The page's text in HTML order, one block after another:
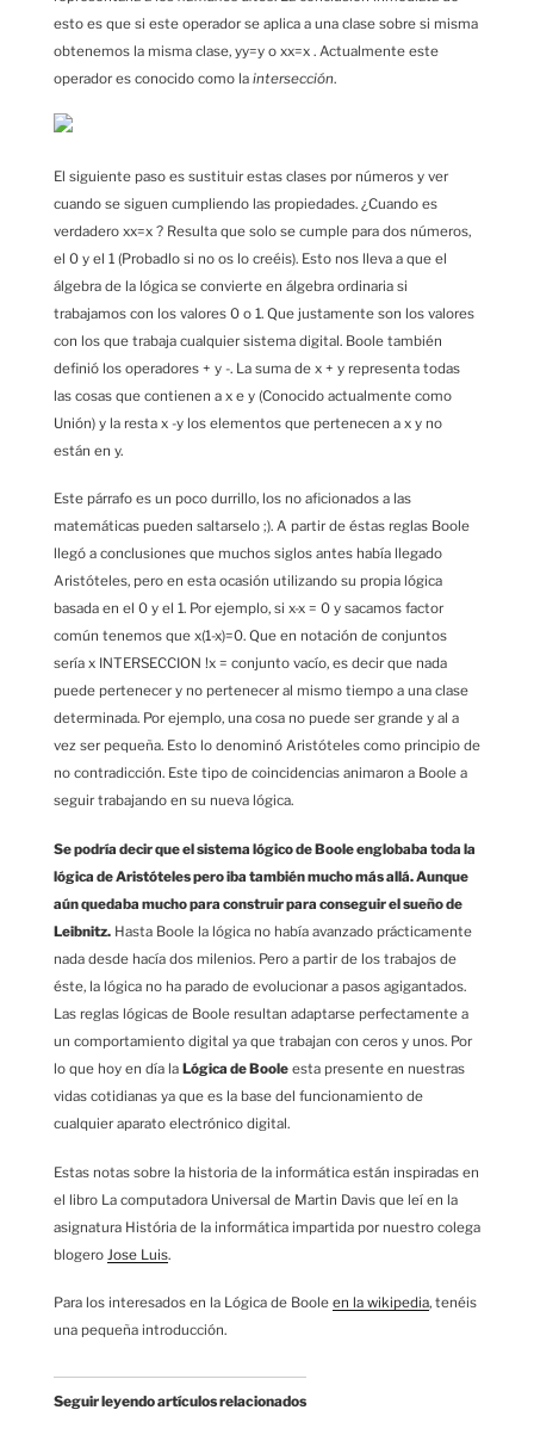
esto es que si este operador se aplica a una clase sobre si misma
obtenemos la misma clase, yy=y o xx=x . Actualmente este
operador es conocido como la intersección.
El siguiente paso es sustituir estas clases por números y ver
cuando se siguen cumpliendo las propiedades. ¿Cuando es
verdadero xx=x ? Resulta que solo se cumple para dos números,
el 0 y el 1 (Probadlo si no os lo creéis). Esto nos lleva a que el
álgebra de la lógica se convierte en álgebra ordinaria si
trabajamos con los valores 0 o 1. Que justamente son los valores
con los que trabaja cualquier sistema digital. Boole también
definió los operadores + y -. La suma de x + y representa todas
las cosas que contienen a x e y (Conocido actualmente como
Unión) y la resta x -y los elementos que pertenecen a x y no
están en y.
Este párrafo es un poco durrillo, los no aficionados a las
matemáticas pueden saltarselo ;). A partir de éstas reglas Boole
llegó a conclusiones que muchos siglos antes había llegado
Aristóteles, pero en esta ocasión utilizando su propia lógica
basada en el 0 y el 1. Por ejemplo, si x-x = 0 y sacamos factor
común tenemos que x(1-x)=0. Que en notación de conjuntos
sería x INTERSECCION !x = conjunto vacío, es decir que nada
puede pertenecer y no pertenecer al mismo tiempo a una clase
determinada. Por ejemplo, una cosa no puede ser grande y al a
vez ser pequeña. Esto lo denominó Aristóteles como principio de
no contradicción. Este tipo de coincidencias animaron a Boole a
seguir trabajando en su nueva lógica.
Se podría decir que el sistema lógico de Boole englobaba toda la
lógica de Aristóteles pero iba también mucho más allá. Aunque
aún quedaba mucho para construir para conseguir el sueño de
Leibnitz. Hasta Boole la lógica no había avanzado prácticamente
nada desde hacía dos milenios. Pero a partir de los trabajos de
éste, la lógica no ha parado de evolucionar a pasos agigantados.
Las reglas lógicas de Boole resultan adaptarse perfectamente a
un comportamiento digital ya que trabajan con ceros y unos. Por
lo que hoy en día la Lógica de Boole esta presente en nuestras
vidas cotidianas ya que es la base del funcionamiento de
cualquier aparato electrónico digital.
Estas notas sobre la historia de la informática están inspiradas en
el libro La computadora Universal de Martin Davis que leí en la
asignatura História de la informática impartida por nuestro colega
blogero Jose Luis.
Para los interesados en la Lógica de Boole en la wikipedia, tenéis
una pequeña introducción.
Seguir leyendo artículos relacionados